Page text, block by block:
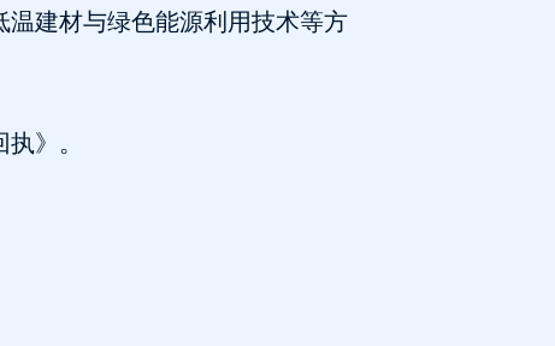
建材与绿色能源利用技术等方
》。